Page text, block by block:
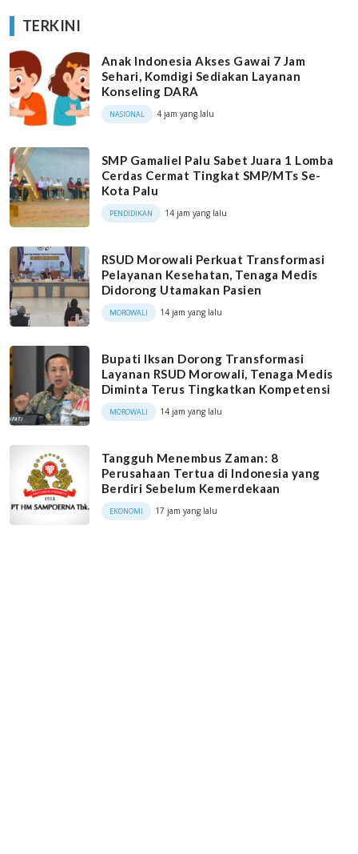
TERKINI
Anak Indonesia Akses Gawai 7 Jam
Sehari, Komdigi Sediakan Layanan
Konseling DARA
NASIONAL 4 jam yang lalu
SMP Gamaliel Palu Sabet Juara 1 Lomba
Cerdas Cermat Tingkat SMP/MTs Se-
Kota Palu
PENDIDIKAN 14 jam yang lalu
RSUD Morowali Perkuat Transformasi
Pelayanan Kesehatan, Tenaga Medis
Didorong Utamakan Pasien
MOROWALI 14 jam yang lalu
Bupati Iksan Dorong Transformasi
Layanan RSUD Morowali, Tenaga Medis
Diminta Terus Tingkatkan Kompetensi
MOROWALI 14 jam yang lalu
Tangguh Menembus Zaman: 8
Perusahaan Tertua di Indonesia yang
Berdiri Sebelum Kemerdekaan
EKONOMI 17 jam yang lalu